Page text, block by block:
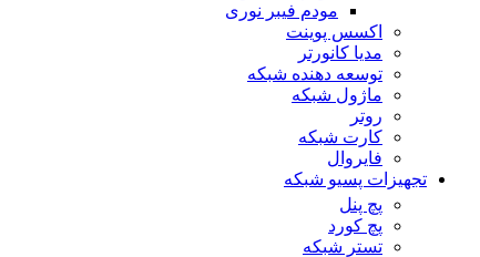
مودم فیبر نوری
اکسس پوینت
مدیا کانورتر
توسعه دهنده شبکه
ماژول شبکه
روتر
کارت شبکه
فایروال
تجهیزات پسیو شبکه
پچ پنل
پچ کورد
تستر شبکه